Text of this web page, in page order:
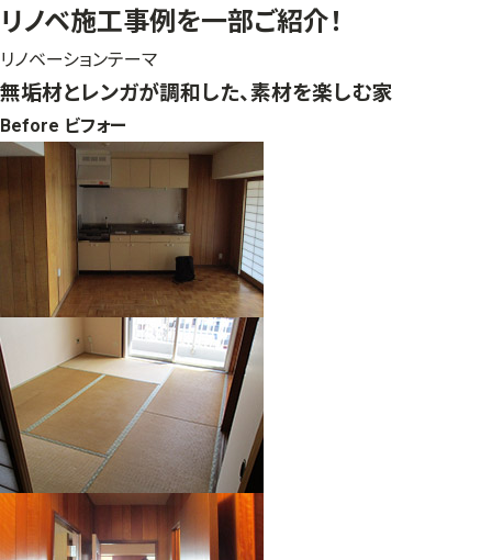
リノベ施工事例を一部ご紹介！
リノベーションテーマ
無垢材とレンガが調和した、素材を楽しむ家
Before ビフォー